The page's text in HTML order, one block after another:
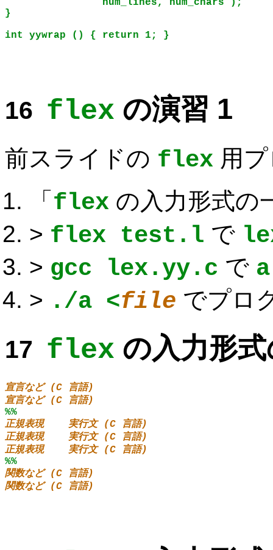
                num_lines, num_chars );
}
int yywrap () { return 1; }
flex の演習 1
前スライドの flex 用
「 flex の入力形式の
> flex test.l で
> gcc lex.yy.c で
> ./a <file でプロ
flex の入力形
宣言など (C 言語)
宣言など (C 言語)
%%
正規表現
実行文 (C 言語)
正規表現
実行文 (C 言語)
正規表現
実行文 (C 言語)
%%
関数など (C 言語)
関数など (C 言語)